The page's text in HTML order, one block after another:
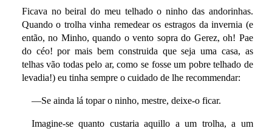
Ficava no beiral do meu telhado o ninho das andorinhas.
Quando o trolha vinha remedear os estragos da invernia (e
então, no Minho, quando o vento sopra do Gerez, oh! Pae
do céo! por mais bem construida que seja uma casa, as
telhas vão todas pelo ar, como se fosse um pobre telhado de
levadia!) eu tinha sempre o cuidado de lhe recommendar:
—Se ainda lá topar o ninho, mestre, deixe-o ficar.
Imagine-se quanto custaria aquillo a um trolha, a um